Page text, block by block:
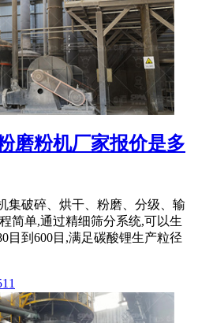
磨粉机厂家报价是多
集破碎、烘干、粉磨、分级、输
简单,通过精细筛分系统,可以生
目到600目,满足碳酸锂生产粒径